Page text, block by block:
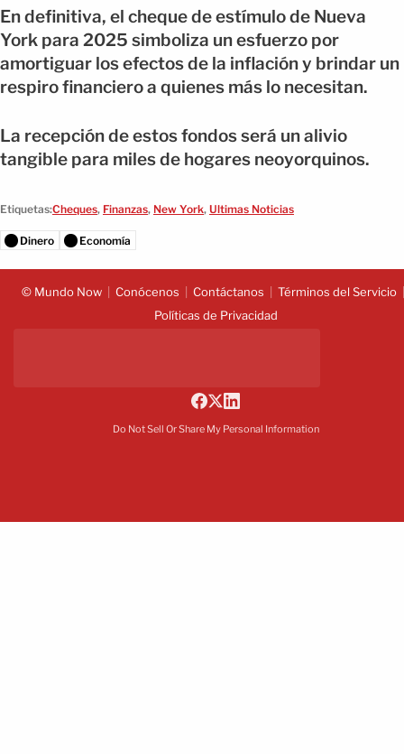
En definitiva, el cheque de estímulo de Nueva
York para 2025 simboliza un esfuerzo por
amortiguar los efectos de la inflación y brindar un
respiro financiero a quienes más lo necesitan.
La recepción de estos fondos será un alivio
tangible para miles de hogares neoyorquinos.
Etiquetas:Cheques, Finanzas, New York, Ultimas Noticias
Dinero Economía
© Mundo Now Conócenos Contáctanos
Términos del Servicio
Políticas de Privacidad
Do Not Sell Or Share My Personal Information